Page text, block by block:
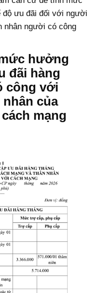
độ ưu đãi đối với người
nhân người có công
hưởng
đãi hàng
công với
nhân của
mạng